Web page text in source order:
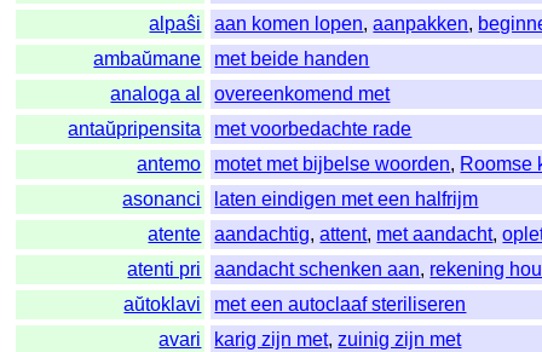
alpaŝi
aan komen lopen,aanpakken,
ambaŭmane
met beide handen
analoga al
overeenkomend met
antaŭpripensita
met voorbedachte rade
antemo
motet met bijbelse woorden, Roomse
asonanci
laten eindigen met een halfrijm
atente
aandachtig,attent, met aandacht,
atenti pri
aandacht schenken aan, rekening
aŭtoklavi
met een autoclaaf steriliseren
avari
karig zijn met,zuinig zijn met